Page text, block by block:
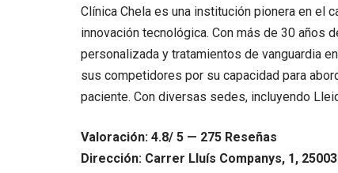
Clínica Chela es una institución pionera en el
innovación tecnológica. Con más de 30 años
personalizada y tratamientos de vanguardia
sus competidores por su capacidad para
paciente. Con diversas sedes, incluyendo
Valoración: 4.8/ 5 — 275 Reseñas
Dirección: Carrer Lluís Companys, 1,